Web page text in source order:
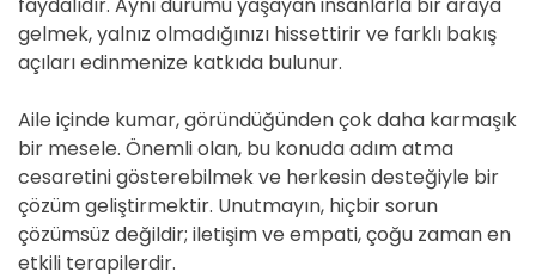
gelmek, yalnız olmadığınızı hissettirir ve farklı bakış
açıları edinmenize katkıda bulunur.
Aile içinde kumar, göründüğünden çok daha karmaşık
bir mesele. Önemli olan, bu konuda adım atma
cesaretini gösterebilmek ve herkesin desteğiyle bir
çözüm geliştirmektir. Unutmayın, hiçbir sorun
çözümsüz değildir; iletişim ve empati, çoğu zaman en
etkili terapilerdir.